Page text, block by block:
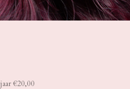
t/m 12 jaar €20,00